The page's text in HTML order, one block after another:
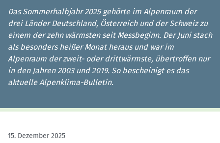
Das Sommerhalbjahr 2025 gehörte im Alpenraum der
drei Länder Deutschland, Österreich und der Schweiz zu
einem der zehn wärmsten seit Messbeginn. Der Juni stach
als besonders heißer Monat heraus und war im
Alpenraum der zweit- oder drittwärmste, übertroffen nur
in den Jahren 2003 und 2019. So bescheinigt es das
aktuelle Alpenklima-Bulletin.
15. Dezember 2025